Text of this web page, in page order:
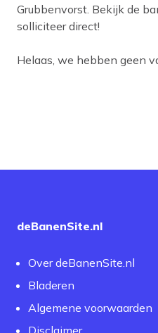
Grubbenvorst. Bekijk de
solliciteer direct!
Helaas, we hebben geen
deBanenSite.nl
Over deBanenSite.nl
Bladeren
Algemene voorwaarden
Disclaimer